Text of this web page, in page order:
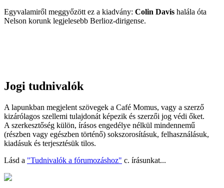
Egyvalamiről meggyőzött ez a kiadvány: Colin Davis halála óta
Nelson korunk legjelesebb Berlioz-dirigense.
Jogi tudnivalók
A lapunkban megjelent szövegek a Café Momus, vagy a szerző
kizárólagos szellemi tulajdonát képezik és szerzői jog védi őket.
A szerkesztőség külön, írásos engedélye nélkül mindennemű
(részben vagy egészben történő) sokszorosításuk, felhasználásuk,
kiadásuk és terjesztésük tilos.
Lásd a "Tudnivalók a fórumozáshoz" c. írásunkat...